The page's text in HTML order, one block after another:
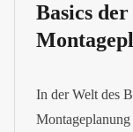
Basics
In der Welt des